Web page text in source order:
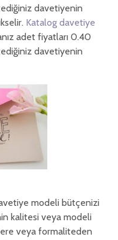
davetiyenin
Katalog davetiye
adet fiyatları 0.40
davetiyenin
modeli bütçenizi
kalitesi veya modeli
veya formaliteden